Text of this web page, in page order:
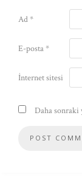
Ad*
E-posta*
İnternet sitesi
Daha sonraki